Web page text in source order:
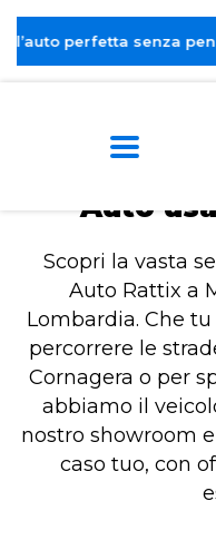
Home
Auto
Scopri la vasta
Auto Rattix a
Lombardia. Che
percorrere le
Cornagera o per
abbiamo il
nostro showroom
caso tuo, con